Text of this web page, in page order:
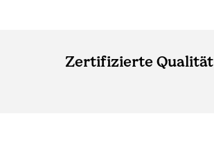
Zertifizierte Qualität